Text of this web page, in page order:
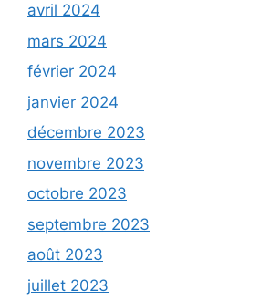
avril 2024
mars 2024
février 2024
janvier 2024
décembre 2023
novembre 2023
octobre 2023
septembre 2023
août 2023
juillet 2023